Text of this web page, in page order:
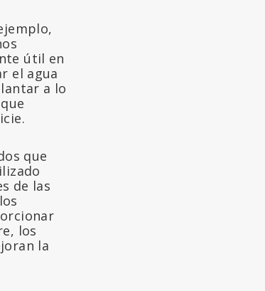
útil en
el agua
a lo
que
de las
los
la